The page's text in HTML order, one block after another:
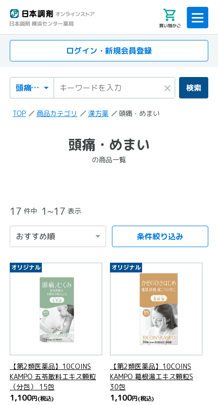
買い物かご
ログイン・新規会員登録
検索カテゴリ
検索キーワード × 検索
TOP 商品カテゴリ 漢方薬 頭痛・めまい
の商品一覧頭痛・めまい
の商品一覧
17 件中 1~17 表示
項目を選択すると自動的に内容が更新されます。
条件絞り込み
オリジナル
【第2類医薬品】10COINS
KAMPO 五苓散料エキス顆粒
（分包） 15包
1,100円(税込)
オリジナル
【第2類医薬品】10COINS
KAMPO 葛根湯エキス顆粒S
30包
1,100円(税込)